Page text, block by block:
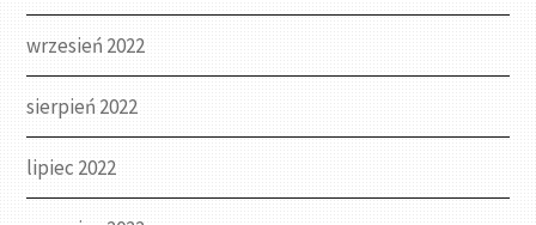
wrzesień 2022
sierpień 2022
lipiec 2022